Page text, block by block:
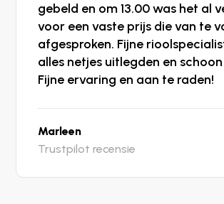
gebeld en om 13.00 was het al
voor een vaste prijs die van te
afgesproken. Fijne
alles netjes uitlegden en
Fijne ervaring en aan te raden!
Marleen
Trustpilot recensie